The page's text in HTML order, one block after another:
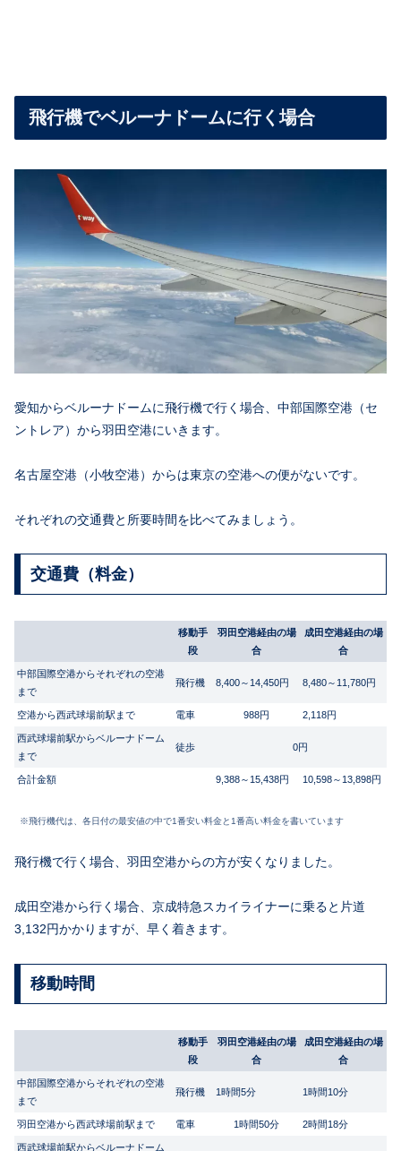
飛行機でベルーナドームに行く場合
愛知からベルーナドームに飛行機で行く場合、中部国際空港（セ
ントレア）から羽田空港にいきます。
名古屋空港（小牧空港）からは東京の空港への便がないです。
それぞれの交通費と所要時間を比べてみましょう。
交通費（料金）
移動手
段
羽田空港経由の場
合
成田空港経由の場
合
中部国際空港からそれぞれの空港
まで
飛行機 8,400～14,450円 8,480～11,780円
空港から西武球場前駅まで 電車 988円 2,118円
西武球場前駅からベルーナドーム
まで
徒歩 0円
合計金額 9,388～15,438円 10,598～13,898円
※飛行機代は、各日付の最安値の中で1番安い料金と1番高い料金を書いています
飛行機で行く場合、羽田空港からの方が安くなりました。
成田空港から行く場合、京成特急スカイライナーに乗ると片道
3,132円かかりますが、早く着きます。
移動時間
移動手
段
羽田空港経由の場
合
成田空港経由の場
合
中部国際空港からそれぞれの空港
まで
飛行機 1時間5分 1時間10分
羽田空港から西武球場前駅まで 電車 1時間50分 2時間18分
西武球場前駅からベルーナドーム